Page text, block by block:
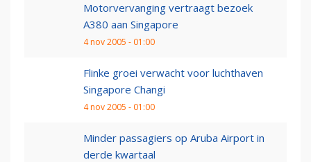
Motorvervanging vertraagt bezoek
A380 aan Singapore
4 nov 2005 - 01:00
Flinke groei verwacht voor luchthaven
Singapore Changi
4 nov 2005 - 01:00
Minder passagiers op Aruba Airport in
derde kwartaal